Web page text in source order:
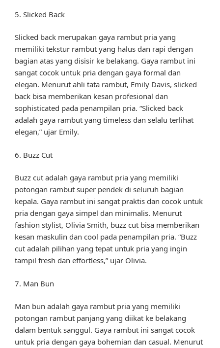
5. Slicked Back
Slicked back merupakan gaya rambut pria yang
memiliki tekstur rambut yang halus dan rapi dengan
bagian atas yang disisir ke belakang. Gaya rambut ini
sangat cocok untuk pria dengan gaya formal dan
elegan. Menurut ahli tata rambut, Emily Davis, slicked
back bisa memberikan kesan profesional dan
sophisticated pada penampilan pria. “Slicked back
adalah gaya rambut yang timeless dan selalu terlihat
elegan,” ujar Emily.
6. Buzz Cut
Buzz cut adalah gaya rambut pria yang memiliki
potongan rambut super pendek di seluruh bagian
kepala. Gaya rambut ini sangat praktis dan cocok untuk
pria dengan gaya simpel dan minimalis. Menurut
fashion stylist, Olivia Smith, buzz cut bisa memberikan
kesan maskulin dan cool pada penampilan pria. “Buzz
cut adalah pilihan yang tepat untuk pria yang ingin
tampil fresh dan effortless,” ujar Olivia.
7. Man Bun
Man bun adalah gaya rambut pria yang memiliki
potongan rambut panjang yang diikat ke belakang
dalam bentuk sanggul. Gaya rambut ini sangat cocok
untuk pria dengan gaya bohemian dan casual. Menurut